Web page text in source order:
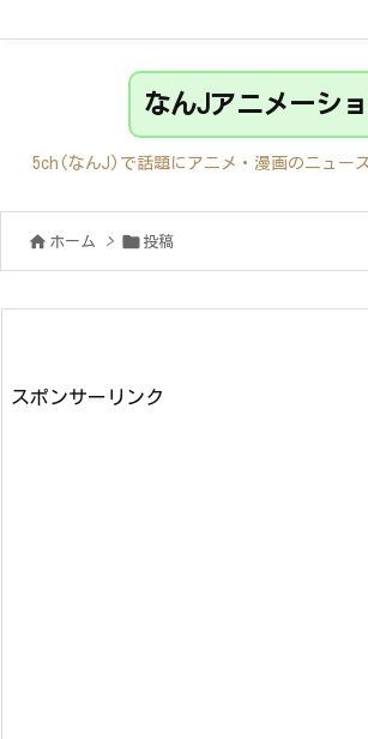
なんJアニメーシ
5ch(なんJ)で話題にアニメ・漫画のニュー
 ホーム >  投稿
スポンサーリンク